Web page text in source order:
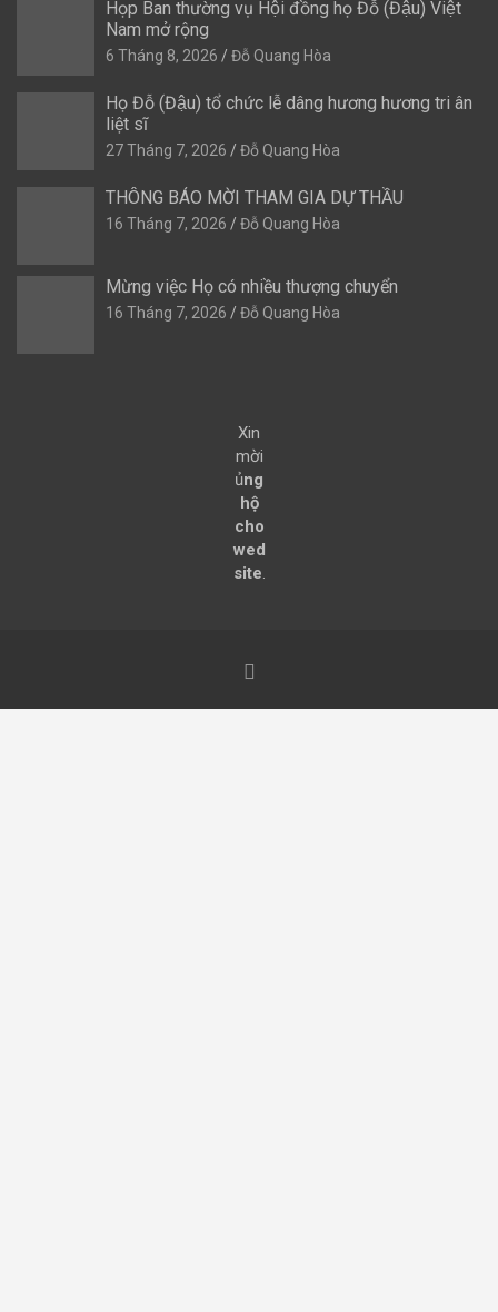
Họp Ban thường vụ Hội đồng họ Đỗ (Đậu) Việt
Nam mở rộng
6 Tháng 8, 2026 Đỗ Quang Hòa
Họ Đỗ (Đậu) tổ chức lễ dâng hương hương tri ân
liệt sĩ
27 Tháng 7, 2026 Đỗ Quang Hòa
THÔNG BÁO MỜI THAM GIA DỰ THẦU
16 Tháng 7, 2026 Đỗ Quang Hòa
Mừng việc Họ có nhiều thượng chuyển
16 Tháng 7, 2026 Đỗ Quang Hòa
Xin
mời
ủng
hộ
cho
wed
site.